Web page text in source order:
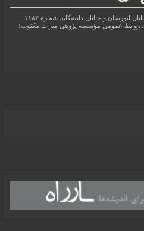
تهران، خیابان انقلاب اسلامی، بین خیابان ابوریحان و خیابان دانشگاه، شمارۀ ۱۱۸۲
(ساختمان فروردین)، طبقۀ دوم، واحد ۸ ، روابط عمومی مؤسسه پژوهی میراث مکتوب؛